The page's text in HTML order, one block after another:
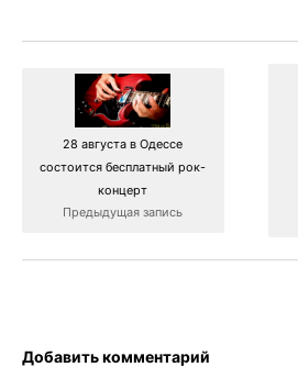
28 августа в Одессе
состоится бесплатный рок-
концерт
Предыдущая запись
Добавить комментарий